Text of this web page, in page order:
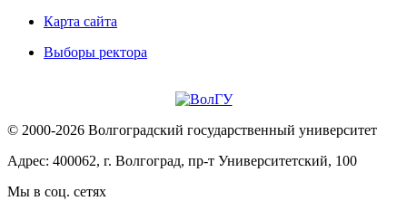
Карта сайта
Выборы ректора
© 2000-2026 Волгоградский государственный университет
Адрес: 400062, г. Волгоград, пр-т Университетский, 100
Мы в соц. сетях